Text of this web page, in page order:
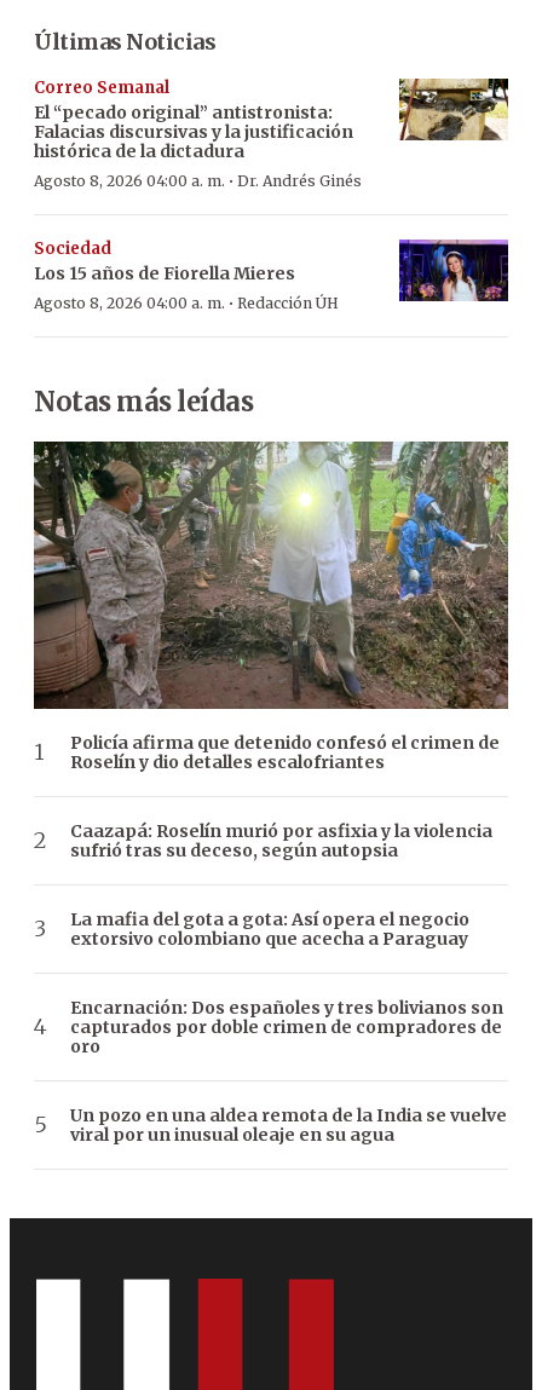
Últimas Noticias
Correo Semanal
El “pecado original” antistronista:
Falacias discursivas y la justificación
histórica de la dictadura
Agosto 8, 2026 04:00 a. m. · Dr. Andrés Ginés
Sociedad
Los 15 años de Fiorella Mieres
Agosto 8, 2026 04:00 a. m. · Redacción ÚH
Notas más leídas
Policía afirma que detenido confesó el crimen de
Roselín y dio detalles escalofriantes
Caazapá: Roselín murió por asfixia y la violencia
sufrió tras su deceso, según autopsia
La mafia del gota a gota: Así opera el negocio
extorsivo colombiano que acecha a Paraguay
Encarnación: Dos españoles y tres bolivianos son
capturados por doble crimen de compradores de
oro
Un pozo en una aldea remota de la India se vuelve
viral por un inusual oleaje en su agua